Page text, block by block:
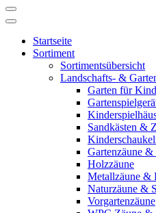
Startseite
Sortiment
Sortimentsübersicht
Landschafts- &
Garten für
Sandkästen &
Gartenzäune &
Holzzäune
Metallzäune &
Naturzäune &
Vorgartenzäune